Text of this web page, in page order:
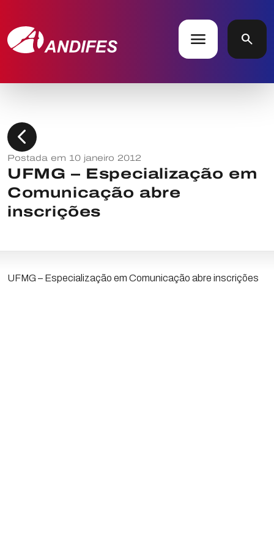
menu search
chevron_left
Postada em 10 janeiro 2012
UFMG – Especialização em
Comunicação abre
inscrições
UFMG – Especialização em Comunicação abre inscrições